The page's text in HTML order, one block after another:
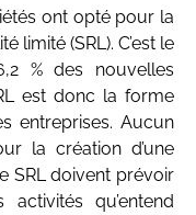
ont opté pour la
limité (SRL). C’est le
% des nouvelles
est donc la forme
entreprises. Aucun
la création d’une
SRL doivent prévoir
qu’entend